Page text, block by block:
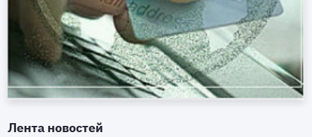
Лента новостей